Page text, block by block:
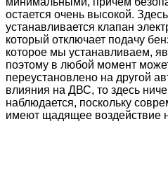
остается очень высокой.
устанавливается клапан
который отключает подачу
которое мы устанавливаем,
поэтому в любой момент
переустановлено на другой
влияния на ДВС, то здесь
наблюдается, поскольку
имеют щадящее воздействие